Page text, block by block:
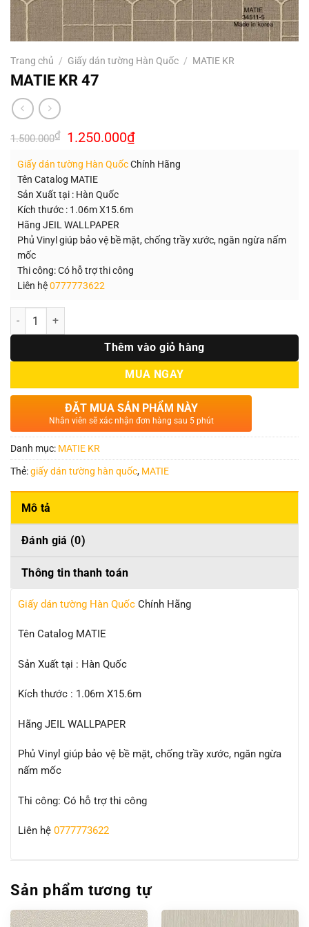
Trang chủ / Giấy dán tường Hàn Quốc / MATIE KR
MATIE KR 47
1.500.000₫ Giá
gốc
1.500.000₫.
1.250.000₫Giá
hiện
là:
Giấy dán tường Hàn QuốcChính Hãng
Tên Catalog MATIE
Sản Xuất tại : Hàn Quốc
Kích thước : 1.06m X15.6m
Hãng JEIL WALLPAPER
Phủ Vinyl giúp bảo vệ bề mặt, chống trầy xước, ngăn ngừa nấm
mốc
Thi công: Có hỗ trợ thi công
Liên hệ0777773622
Số lượng
Thêm vào giỏ hàng
MUA NGAY
ĐẶT MUA SẢN PHẨM NÀY
Nhân viên sẽ xác nhận đơn hàng sau 5 phút
Danh mục: MATIE KR
Thẻ:giấy dán tường hàn quốc, MATIE
Mô tả
Đánh giá (0)
Thông tin thanh toán
Giấy dán tường Hàn Quốc Chính Hãng
Tên Catalog MATIE
Sản Xuất tại : Hàn Quốc
Kích thước : 1.06m X15.6m
Hãng JEIL WALLPAPER
Phủ Vinyl giúp bảo vệ bề mặt, chống trầy xước, ngăn ngừa
nấm mốc
Thi công: Có hỗ trợ thi công
Liên hệ 0777773622
Sản phẩm tương tự